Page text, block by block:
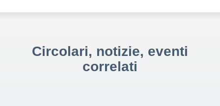
Circolari, notizie, eventi
correlati